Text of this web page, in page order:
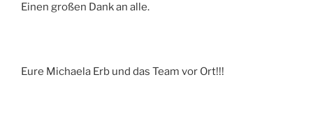
Einen großen Dank an alle.
Eure Michaela Erb und das Team vor Ort!!!